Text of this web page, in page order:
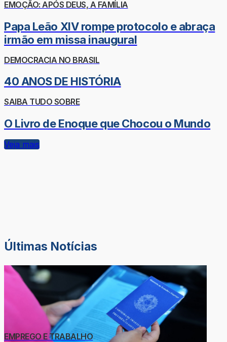
EMOÇÃO: APÓS DEUS, A FAMÍLIA
Papa Leão XIV rompe protocolo e abraça
irmão em missa inaugural
DEMOCRACIA NO BRASIL
40 ANOS DE HISTÓRIA
SAIBA TUDO SOBRE
O Livro de Enoque que Chocou o Mundo
Veja mais
Últimas Notícias
EMPREGO E TRABALHO